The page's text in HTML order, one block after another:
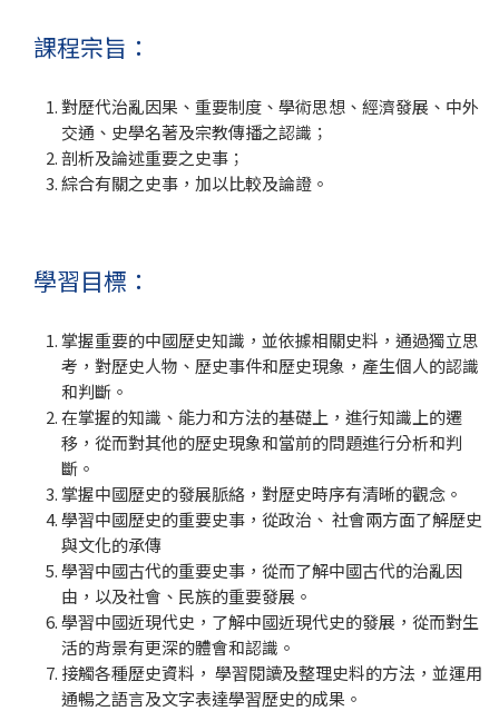
課程宗旨：
對歷代治亂因果、重要制度、學術思想、經濟發展、中外
交通、史學名著及宗教傳播之認識；
剖析及論述重要之史事；
綜合有關之史事，加以比較及論證。
學習目標：
掌握重要的中國歷史知識，並依據相關史料，通過獨立思
考，對歷史人物、歷史事件和歷史現象，產生個人的認識
和判斷。
在掌握的知識、能力和方法的基礎上，進行知識上的遷
移，從而對其他的歷史現象和當前的問題進行分析和判
斷。
掌握中國歷史的發展脈絡，對歷史時序有清晰的觀念。
學習中國歷史的重要史事，從政治、 社會兩方面了解歷史
與文化的承傳
學習中國古代的重要史事，從而了解中國古代的治亂因
由，以及社會、民族的重要發展。
學習中國近現代史，了解中國近現代史的發展，從而對生
活的背景有更深的體會和認識。
接觸各種歷史資料， 學習閱讀及整理史料的方法，並運用
通暢之語言及文字表達學習歷史的成果。